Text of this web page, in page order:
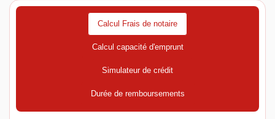
Calcul Frais de notaire
Calcul capacité d'emprunt
Simulateur de crédit
Durée de remboursements